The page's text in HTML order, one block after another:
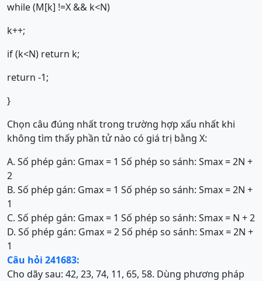
while (M[k] !=X && k<N)
k++;
if (k<N) return k;
return -1;
}
Chọn câu đúng nhất trong trường hợp xấu nhất khi
không tìm thấy phần tử nào có giá trị bằng X:
A. Số phép gán: Gmax = 1 Số phép so sánh: Smax = 2N +
2
B. Số phép gán: Gmax = 1 Số phép so sánh: Smax = 2N +
1
C. Số phép gán: Gmax = 1 Số phép so sánh: Smax = N + 2
D. Số phép gán: Gmax = 2 Số phép so sánh: Smax = 2N +
1
Câu hỏi 241683:
Cho dãy sau: 42, 23, 74, 11, 65, 58. Dùng phương pháp